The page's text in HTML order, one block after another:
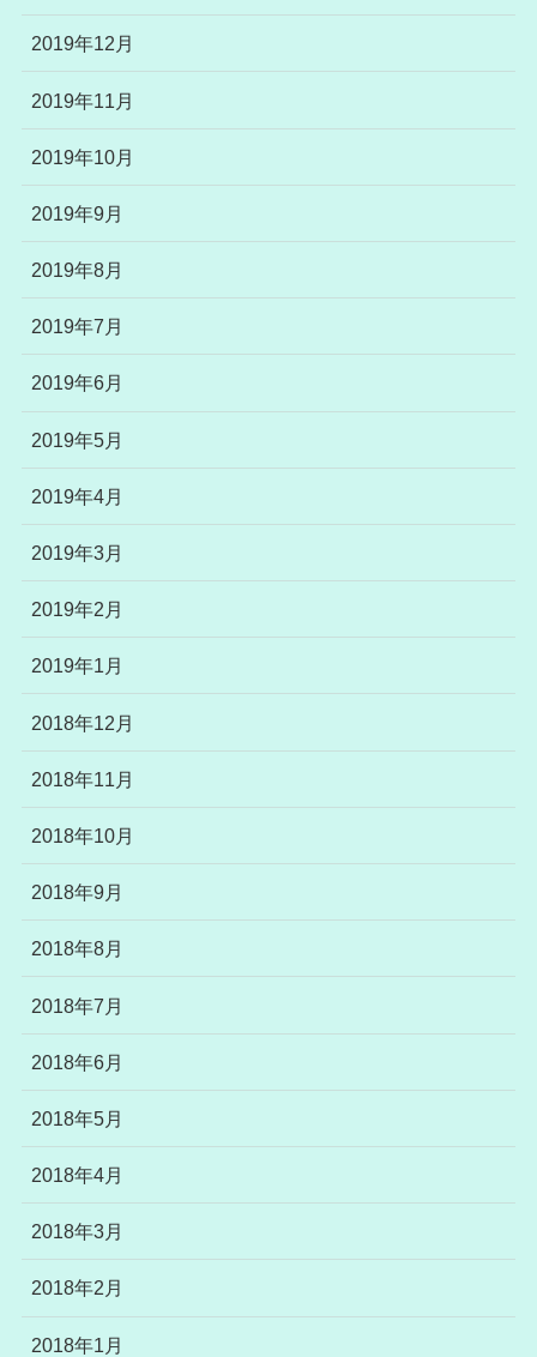
2019年12月
2019年11月
2019年10月
2019年9月
2019年8月
2019年7月
2019年6月
2019年5月
2019年4月
2019年3月
2019年2月
2019年1月
2018年12月
2018年11月
2018年10月
2018年9月
2018年8月
2018年7月
2018年6月
2018年5月
2018年4月
2018年3月
2018年2月
2018年1月